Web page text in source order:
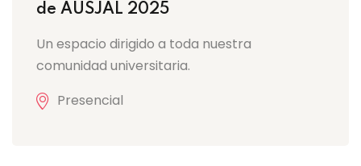
de AUSJAL 2025
Un espacio dirigido a toda nuestra
comunidad universitaria.
Presencial